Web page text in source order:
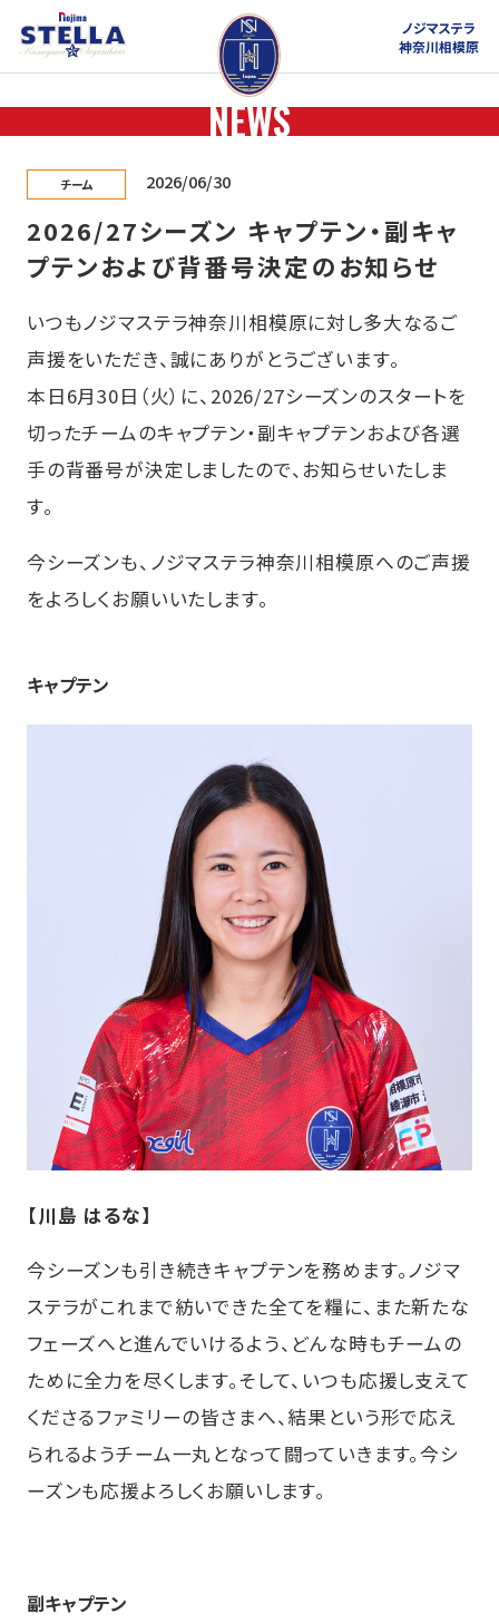
ノジマステラ
神奈川相模原
NEWS
チーム 2026/06/30
2026/27シーズン キャプテン・副キャ
プテンおよび背番号決定のお知らせ
いつもノジマステラ神奈川相模原に対し多大なるご
声援をいただき、誠にありがとうございます。
本日6月30日（火）に、2026/27シーズンのスタートを
切ったチームのキャプテン・副キャプテンおよび各選
手の背番号が決定しましたので、お知らせいたしま
す。
今シーズンも、ノジマステラ神奈川相模原へのご声援
をよろしくお願いいたします。
キャプテン
【川島 はるな】
今シーズンも引き続きキャプテンを務めます。ノジマ
ステラがこれまで紡いできた全てを糧に、また新たな
フェーズへと進んでいけるよう、どんな時もチームの
ために全力を尽くします。そして、いつも応援し支えて
くださるファミリーの皆さまへ、結果という形で応え
られるようチーム一丸となって闘っていきます。今シ
ーズンも応援よろしくお願いします。
副キャプテン